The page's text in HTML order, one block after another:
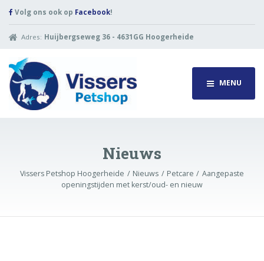
Volg ons ook op Facebook!
Adres: Huijbergseweg 36 - 4631GG Hoogerheide
MENU
Nieuws
Vissers Petshop Hoogerheide Nieuws Petcare
Aangepaste
openingstijden met kerst/oud- en nieuw